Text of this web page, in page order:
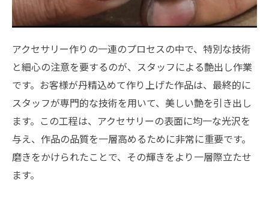
アクセサリー作りの一連のプロセスの中で、特別な技術
と細心の注意を要するのが、スタッフによる艶出し作業
です。お客様が丹精込めて作り上げた作品は、最終的に
スタッフが専門的な技術を用いて、美しい艶を引き出し
ます。この工程は、アクセサリーの表面に均一な光沢を
与え、作品の品質を一層高めるために非常に重要です。
磨きをかけられたことで、その輝きをより一層際立たせ
ます。